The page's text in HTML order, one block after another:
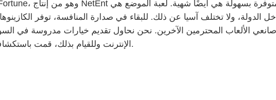
الدولة، ولا تختلف آسيا عن ذلك. للبقاء في صدارة المنافسة، توفر
صانعي الألعاب المحترمين الآخرين. نحن نحاول تقديم خيارات مدروسة في
الإنترنت وللقيام بذلك، قمت باستكشاف السوق في المملكة المتحدة بدقة.